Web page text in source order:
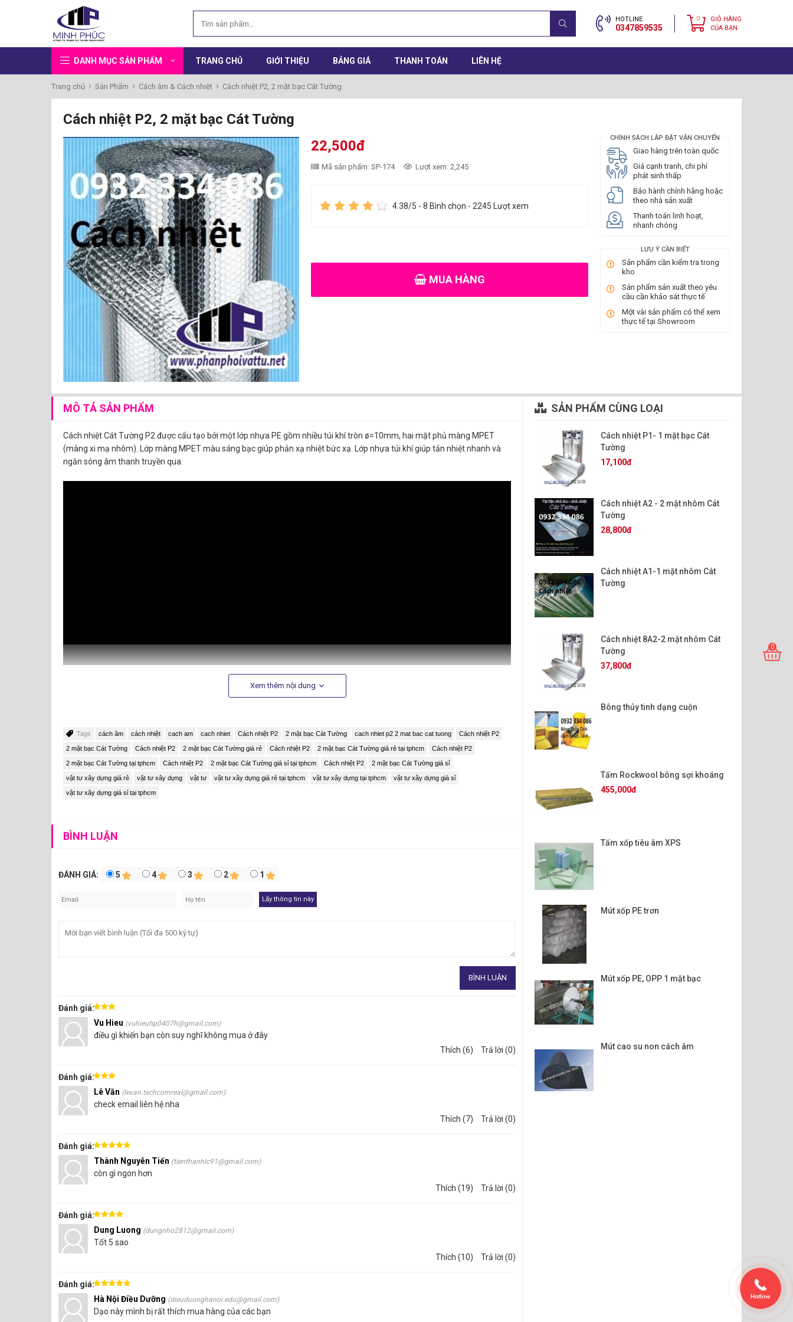
HOTLINE
0347859535
0
GIỎ HÀNG
CỦA BẠN
TRANG CHỦ GIỚI THIỆU BẢNG GIÁ THANH TOÁN LIÊN HỆ
DANH MỤC SẢN PHẨM
Trang chủ Sản Phẩm Cách âm & Cách nhiệt Cách nhiệt P2, 2 mặt bạc Cát Tường
Cách nhiệt P2, 2 mặt bạc Cát Tường
22,500đ
Mã sản phẩm: SP-174 Lượt xem: 2,245
4.38/5 - 8 Bình chọn - 2245 Lượt xem
MUA HÀNG
CHÍNH SÁCH LẮP ĐẶT VẬN CHUYỂN
Giao hàng trên toàn quốc
Giá cạnh tranh, chi phí
phát sinh thấp
Bảo hành chính hãng hoặc
theo nhà sản xuất
Thanh toán linh hoạt,
nhanh chóng
LƯU Ý CẦN BIẾT
Sản phẩm cần kiểm tra trong
kho
Sản phẩm sản xuất theo yêu
cầu cần khảo sát thực tế
Một vài sản phẩm có thể xem
thực tế tại Showroom
MÔ TẢ SẢN PHẨM
Cách nhiệt Cát Tường P2 được cấu tạo bởi một lớp nhựa PE gồm nhiều túi khí tròn ø=10mm, hai mặt phủ màng MPET
(màng xi mạ nhôm). Lớp màng MPET màu sáng bạc giúp phản xạ nhiệt bức xạ. Lớp nhựa túi khí giúp tản nhiệt nhanh và
ngăn sóng âm thanh truyền qua.
Cách nhiệt Cát Tường P2 là vật liệu cách âm – cách nhiệt có khả năng chịu lực cao, khó rách, không thấm nước. Sản phẩm
được sản xuất theo tiêu chuẩn ASTM (USA).
Xem thêm nội dung
Tags cách âm cách nhiệt cach am cach nhiet Cách nhiệt P2 2 mặt bạc Cát Tường cach nhiet p2 2 mat bac cat tuong Cách nhiệt P2
2 mặt bạc Cát Tường Cách nhiệt P2 2 mặt bạc Cát Tường giá rẻ Cách nhiệt P2 2 mặt bạc Cát Tường giá rẻ tại tphcm Cách nhiệt P2
2 mặt bạc Cát Tường tại tphcm Cách nhiệt P2 2 mặt bạc Cát Tường giá sỉ tại tphcm Cách nhiệt P2 2 mặt bạc Cát Tường giá sỉ
vật tư xây dựng giá rẻ vật tư xây dựng vật tư vật tư xây dựng giá rẻ tại tphcm vật tư xây dựng tại tphcm vật tư xây dựng giá sỉ
vật tư xây dựng giá sỉ tại tphcm
BÌNH LUẬN
ĐÁNH GIÁ: 5 4 3 2 1
Đánh giá:
Vu Hieu (vuhieuhp0407h@gmail.com)
điều gì khiến bạn còn suy nghĩ không mua ở đây
Thích (6)
Trả lời (0)
Đánh giá:
Lê Văn (levan.techcomreal@gmail.com)
check email liên hệ nha
Thích (7)
Trả lời (0)
Đánh giá:
Thành Nguyễn Tiến (tienthanhlc91@gmail.com)
còn gì ngon hơn
Thích (19)
Trả lời (0)
Đánh giá:
Dung Luong (dungnho2812@gmail.com)
Tốt 5 sao
Thích (10)
Trả lời (0)
Đánh giá:
Hà Nội Điều Dưỡng (dieuduonghanoi.edu@gmail.com)
Dạo này mình bị rất thích mua hàng của các bạn
SẢN PHẨM CÙNG LOẠI
Cách nhiệt P1- 1 mặt bạc Cát
Tường
17,100đ
Cách nhiệt A2 - 2 mặt nhôm Cát
Tường
28,800đ
Cách nhiệt A1-1 mặt nhôm Cát
Tường
Cách nhiệt 8A2-2 mặt nhôm Cát
Tường
37,800đ
Bông thủy tinh dạng cuộn
Tấm Rockwool bông sợi khoáng
455,000đ
Tấm xốp tiêu âm XPS
Mút xốp PE trơn
Mút xốp PE, OPP 1 mặt bạc
Mút cao su non cách âm
Hotline
0